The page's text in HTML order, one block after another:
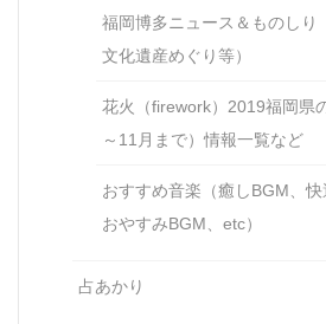
福岡博多ニュース＆ものしり
文化遺産めぐり等）
花火（firework）2019福岡県
～11月まで）情報一覧など
おすすめ音楽（癒しBGM、快
おやすみBGM、etc）
占あかり